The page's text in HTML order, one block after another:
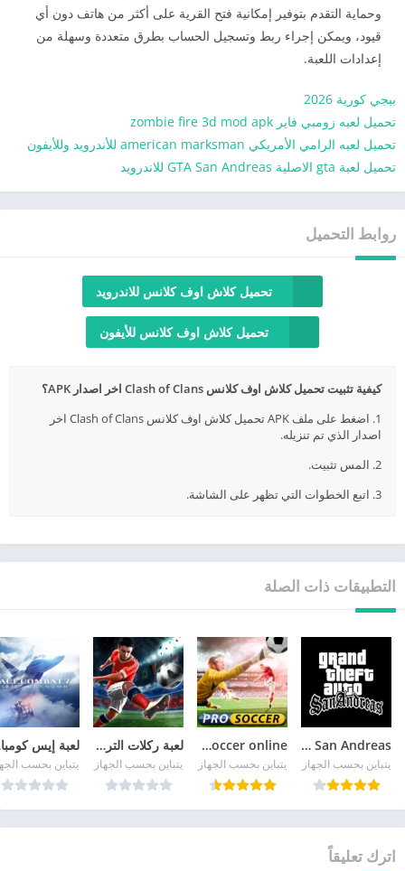
وحماية التقدم بتوفير إمكانية فتح القرية على أكثر من هاتف دون أي
قيود، ويمكن إجراء ربط وتسجيل الحساب بطرق متعددة وسهلة من
إعدادات اللعبة.
ببجي كورية 2026
تحميل لعبه زومبي فاير zombie fire 3d mod apk
تحميل لعبه الرامي الأمريكي american marksman للأندرويد وللأيفون
تحميل لعبة gta الاصلية GTA San Andreas للاندرويد
روابط التحميل
تحميل كلاش اوف كلانس للاندرويد
تحميل كلاش اوف كلانس للأيفون
كيفية تثبيت تحميل كلاش اوف كلانس Clash of Clans اخر اصدار APK؟
1. اضغط على ملف APK تحميل كلاش اوف كلانس Clash of Clans اخر
اصدار الذي تم تنزيله.
2. المس تثبيت.
3. اتبع الخطوات التي تظهر على الشاشة.
التطبيقات ذات الصلة
GTA San Andreas
يتباين بحسب الجهاز
pro soccer online مهكرة
يتباين بحسب الجهاز
لعبة ركلات الترجيح
يتباين بحسب الجهاز يتباين بحسب
اترك تعليقاً